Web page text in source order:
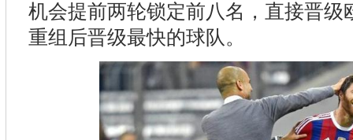
机会提前两轮锁定前八名，直接晋级
重组后晋级最快的球队。